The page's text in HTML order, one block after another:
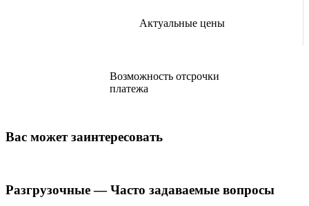
Актуальные цены
Возможность отсрочки
платежа
Вас может заинтересовать
Разгрузочные — Часто задаваемые вопросы